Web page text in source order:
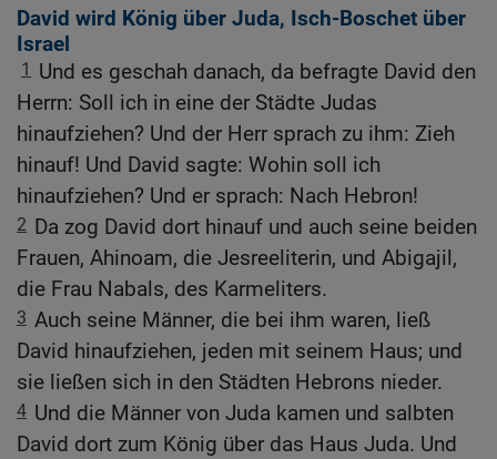
David wird König über Juda, Isch-Boschet über
Israel
1
Und es geschah danach, da befragte David den
Herrn: Soll ich in eine der Städte Judas
hinaufziehen? Und der Herr sprach zu ihm: Zieh
hinauf! Und David sagte: Wohin soll ich
hinaufziehen? Und er sprach: Nach Hebron!
2 Da zog David dort hinauf und auch seine beiden
Frauen, Ahinoam, die Jesreeliterin, und Abigajil,
die Frau Nabals, des Karmeliters.
3 Auch seine Männer, die bei ihm waren, ließ
David hinaufziehen, jeden mit seinem Haus; und
sie ließen sich in den Städten Hebrons nieder.
4 Und die Männer von Juda kamen und salbten
David dort zum König über das Haus Juda. Und